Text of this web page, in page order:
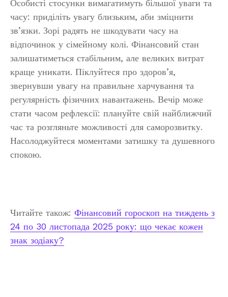
Особисті стосунки вимагатимуть більшої уваги та
часу: приділіть увагу близьким, аби зміцнити
зв’язки. Зорі радять не шкодувати часу на
відпочинок у сімейному колі. Фінансовий стан
залишатиметься стабільним, але великих витрат
краще уникати. Піклуйтеся про здоров’я,
звернувши увагу на правильне харчування та
регулярність фізичних навантажень. Вечір може
стати часом рефлексії: плануйте свій найближчий
час та розгляньте можливості для саморозвитку.
Насолоджуйтеся моментами затишку та душевного
спокою.
Читайте також: Фінансовий гороскоп на тиждень з
24 по 30 листопада 2025 року: що чекає кожен
знак зодіаку?